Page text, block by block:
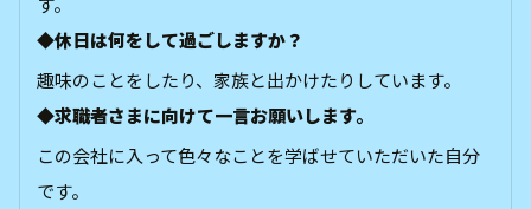
◆休日は何をして過ごしますか？
趣味のことをしたり、家族と出かけたりしています。
◆求職者さまに向けて一言お願いします。
この会社に入って色々なことを学ばせていただいた自分
です。